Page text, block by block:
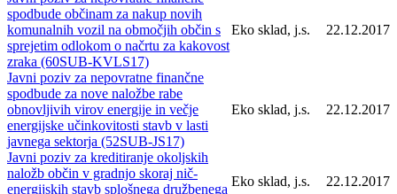
spodbude občinam za nakup novih
komunalnih vozil na območjih občin s
sprejetim odlokom o načrtu za kakovost
zraka (60SUB-KVLS17)
Eko sklad, j.s. 22.12.2017
Javni poziv za nepovratne finančne
spodbude za nove naložbe rabe
obnovljivih virov energije in večje
energijske učinkovitosti stavb v lasti
javnega sektorja (52SUB-JS17)
Eko sklad, j.s. 22.12.2017
Javni poziv za kreditiranje okoljskih
naložb občin v gradnjo skoraj nič-
energijskih stavb splošnega družbenega
Eko sklad, j.s. 22.12.2017